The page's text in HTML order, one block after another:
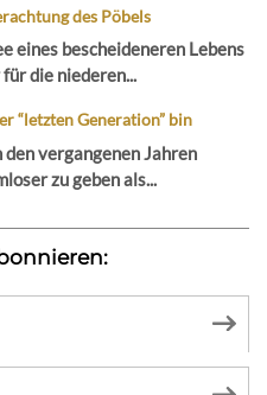
des Pöbels
eines bescheideneren Lebens
die niederen...
“letzten Generation” bin
vergangenen Jahren
zu geben als...